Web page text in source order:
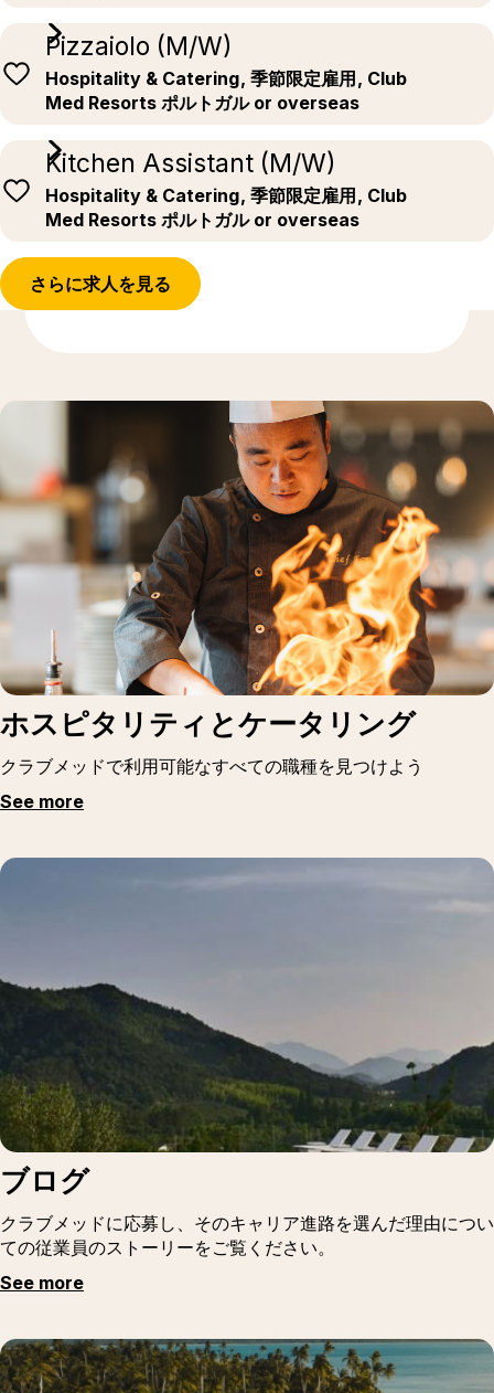
Pizzaiolo (M/W)
Hospitality & Catering, 季節限定雇用, Club
Med Resorts ポルトガル or overseas
Kitchen Assistant (M/W)
Hospitality & Catering, 季節限定雇用, Club
Med Resorts ポルトガル or overseas
さらに求人を見る
ホスピタリティとケータリング
クラブメッドで利用可能なすべての職種を見つけよう
See more
ブログ
クラブメッドに応募し、そのキャリア進路を選んだ理由につい
ての従業員のストーリーをご覧ください。
See more